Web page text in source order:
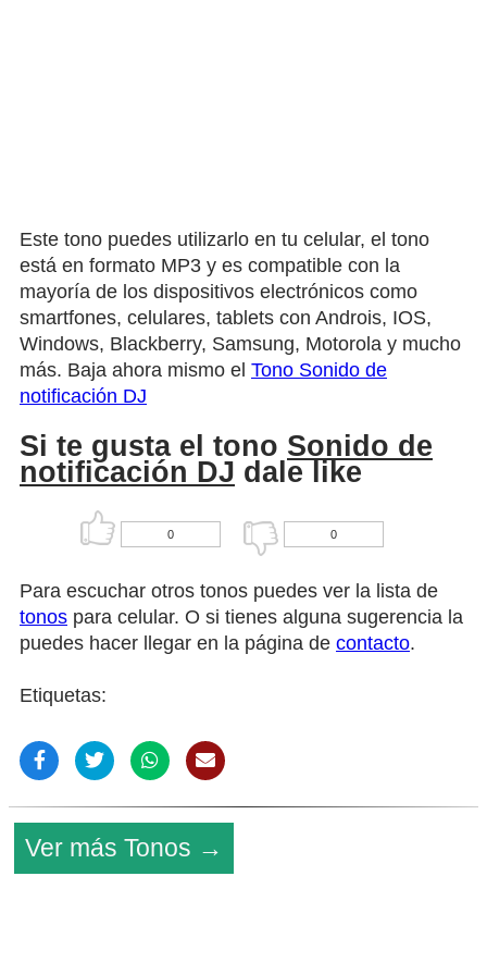
Este tono puedes utilizarlo en tu celular, el tono
está en formato MP3 y es compatible con la
mayoría de los dispositivos electrónicos como
smartfones, celulares, tablets con Androis, IOS,
Windows, Blackberry, Samsung, Motorola y mucho
más. Baja ahora mismo el Tono Sonido de
notificación DJ
Si te gusta el tono Sonido de
notificación DJ dale like
0 0
Para escuchar otros tonos puedes ver la lista de
tonos para celular. O si tienes alguna sugerencia la
puedes hacer llegar en la página de contacto.
Etiquetas:
Ver más Tonos →